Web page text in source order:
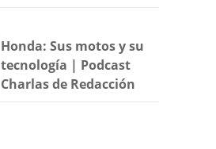
Honda: Sus motos y su
tecnología | Podcast
Charlas de Redacción